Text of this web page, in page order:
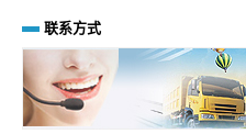
联系方式